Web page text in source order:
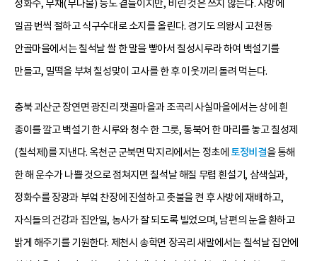
정화수, 무채(무나물) 등도 곁들이지만, 비린 것은 쓰지 않는다. 사방에
일곱 번씩 절하고 식구수대로 소지를 올린다. 경기도 의왕시 고천동
안골마을에서는 칠석날 쌀 한 말을 빻아서 칠성시루라 하여 백설기를
만들고, 밀떡을 부쳐 칠성맞이 고사를 한 후 이웃끼리 돌려 먹는다.
충북 괴산군 장연면 광진리 잿골마을과 조곡리 사실마을에서는 상에 흰
종이를 깔고 백설기 한 시루와 청수 한 그릇, 통북어 한 마리를 놓고 칠성제
(칠석제)를 지낸다. 옥천군 군북면 막지리에서는 정초에 토정비결을 통해
한 해 운수가 나쁠 것으로 점쳐지면 칠석날 해질 무렵 흰설기, 삼색실과,
정화수를 장광과 부엌 찬장에 진설하고 촛불을 켠 후 사방에 재배하고,
자식들의 건강과 집안일, 농사가 잘 되도록 빌었으며, 남편의 눈을 환하고
밝게 해주기를 기원한다. 제천시 송학면 장곡리 새말에서는 칠석날 집안에